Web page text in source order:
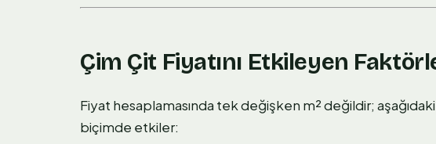
Çim Çit Fiyatını Etkileyen
Fiyat hesaplamasında tek değişken m² değildir;
biçimde etkiler: